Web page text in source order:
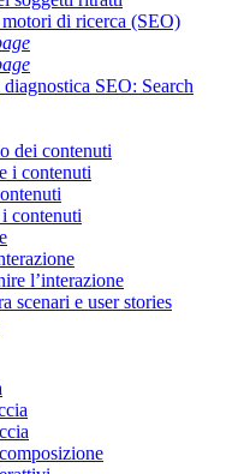
di ricerca (SEO)
SEO: Search
dei contenuti
i contenuti
contenuti
l’interazione
scenari e user stories